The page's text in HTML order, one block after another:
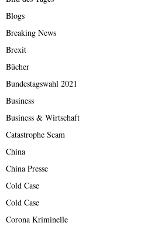
Blogs
Breaking News
Brexit
Bücher
Bundestagswahl 2021
Business
Business & Wirtschaft
Catastrophe Scam
China
China Presse
Cold Case
Cold Case
Corona Kriminelle